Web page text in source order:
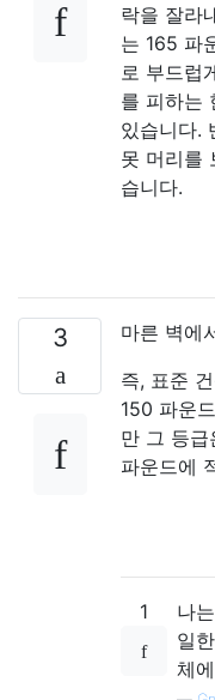
락을 잘라
는 165 파
로 부드럽
를 피하는
있습니다.
못 머리를
습니다.
3
마른 벽에
즉, 표준
150 파운
만 그 등급
파운드에
1
나
일
체